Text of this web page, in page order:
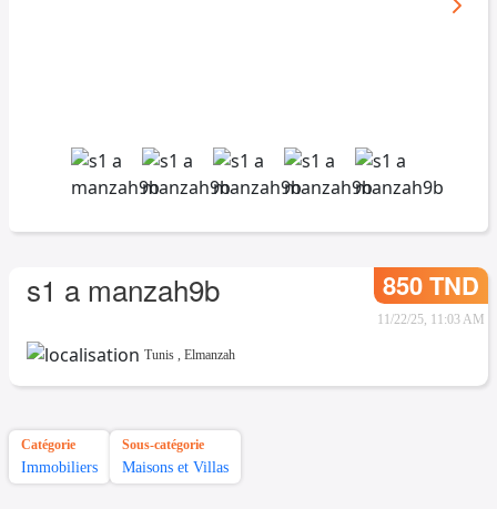
s1 a manzah9b 850 TND
11/22/25, 11:03 AM
Tunis , Elmanzah
Catégorie
Immobiliers
Sous-catégorie
Maisons et Villas